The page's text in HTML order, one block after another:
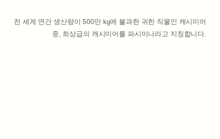
전 세계 연간 생산량이 500만 kg에 불과한 귀한 직물인 캐시미어
중, 최상급의 캐시미어를 파시미나라고 지칭합니다.